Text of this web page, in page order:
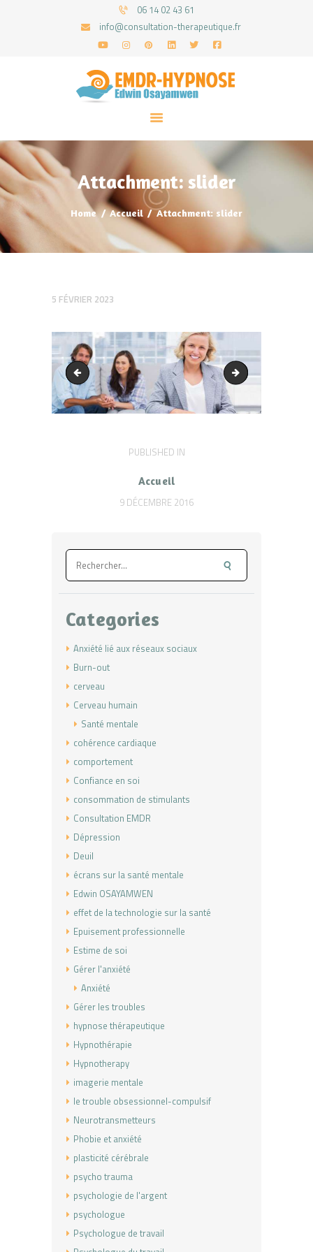
06 14 02 43 61
info@consultation-therapeutique.fr
Attachment: slider
Home Accueil Attachment: slider
ACCUEIL
MON APPROCHE
ARTICLES
CONSULTATIONS
PRENEZ UN RDV
5 FÉVRIER 2023
slide1-1 slider1-1
NavigationPUBLISHED IN
Accueil
9 DÉCEMBRE 2016
Rechercher :
Categories
Anxiété lié aux réseaux sociaux
Burn-out
cerveau
Cerveau humain
Santé mentale
cohérence cardiaque
comportement
Confiance en soi
consommation de stimulants
Consultation EMDR
Dépression
Deuil
écrans sur la santé mentale
Edwin OSAYAMWEN
effet de la technologie sur la santé
Epuisement professionnelle
Estime de soi
Gérer l'anxiété
Anxiété
Gérer les troubles
hypnose thérapeutique
Hypnothérapie
Hypnotherapy
imagerie mentale
le trouble obsessionnel-compulsif
Neurotransmetteurs
Phobie et anxiété
plasticité cérébrale
psycho trauma
psychologie de l'argent
psychologue
Psychologue de travail